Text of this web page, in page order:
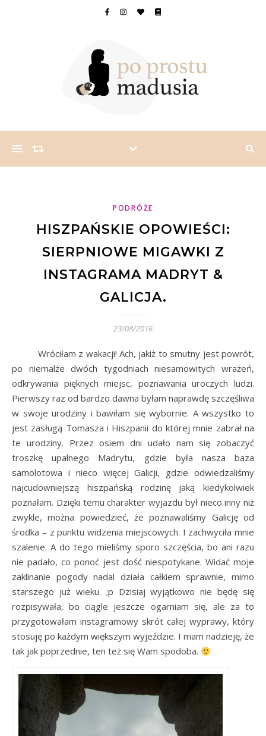
PODRÓŻE
HISZPAŃSKIE OPOWIEŚCI:
SIERPNIOWE MIGAWKI Z
INSTAGRAMA MADRYT &
GALICJA.
23/08/2016
Wróciłam z wakacji! Ach, jakiż to smutny jest powrót,
po niemalże dwóch tygodniach niesamowitych wrażeń,
odkrywania pięknych miejsc, poznawania uroczych ludzi.
Pierwszy raz od bardzo dawna byłam naprawdę szczęśliwa
w swoje urodziny i bawiłam się wybornie. A wszystko to
jest zasługą Tomasza i Hiszpanii do której mnie zabrał na
te urodziny. Przez osiem dni udało nam się zobaczyć
troszkę upalnego Madrytu, gdzie była nasza baza
samolotowa i nieco więcej Galicji, gdzie odwiedzaliśmy
najcudowniejszą hiszpańską rodzinę jaką kiedykolwiek
poznałam. Dzięki temu charakter wyjazdu był nieco inny niż
zwykle, można powiedzieć, że poznawaliśmy Galicję od
środka – z punktu widzenia miejscowych. I zachwyciła mnie
szalenie. A do tego mieliśmy sporo szczęścia, bo ani razu
nie padało, co ponoć jest dość niespotykane. Widać moje
zaklinanie pogody nadal działa całkiem sprawnie, mimo
starszego już wieku. ;p Dzisiaj wyjątkowo nie będę się
rozpisywała, bo ciągle jeszcze ogarniam się, ale za to
przygotowałam instagramowy skrót całej wyprawy, który
stosuję po każdym większym wyjeździe. I mam nadzieję, że
tak jak poprzednie, ten też się Wam spodoba.